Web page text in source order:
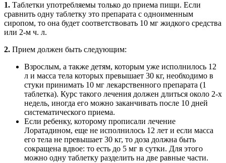
1. Таблетки употребляемы только до приема пищи. Если
сравнить одну таблетку это препарата с одноименным
сиропом, то она будет соответствовать 10 мг жидкого средства
или 2-м ч. л.
2. Прием должен быть следующим:
Взрослым, а также детям, которым уже исполнилось 12
л и масса тела которых превышает 30 кг, необходимо в
стуки принимать 10 мг лекарственного препарата (1
таблетка). Курс такого лечения должен длиться около 2-х
недель, иногда его можно заканчивать после 10 дней
систематического приема.
Если ребенку, которому прописали лечение
Лоратадином, еще не исполнилось 12 лет и если масса
его тела не превышает 30 кг, то доза должна быть
сокращена вдвое: то есть до 5 мг в сутки. Для этого
можно одну таблетку разделить на две равные части.